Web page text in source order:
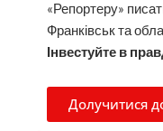
«Репортеру»
Франківськ та
Інвестуйте в
Долучитися